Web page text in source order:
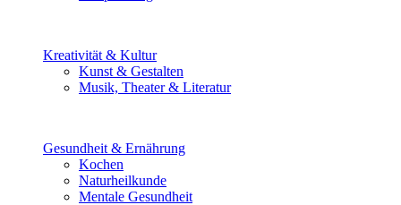
Kreativität & Kultur
Kunst & Gestalten
Musik, Theater & Literatur
Gesundheit & Ernährung
Kochen
Naturheilkunde
Mentale Gesundheit